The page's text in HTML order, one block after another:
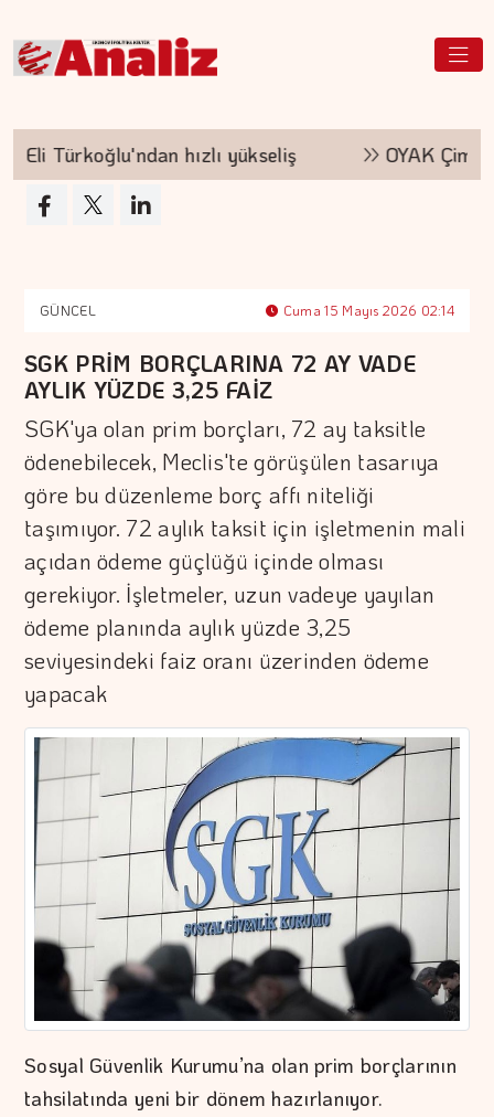
Türkoğlu'ndan hızlı yükseliş OYAK
GÜNCEL Cuma 15 Mayıs 2026 02:14
SGK PRİM BORÇLARINA 72 AY VADE
AYLIK YÜZDE 3,25 FAİZ
SGK'ya olan prim borçları, 72 ay taksitle
ödenebilecek, Meclis'te görüşülen tasarıya
göre bu düzenleme borç affı niteliği
taşımıyor. 72 aylık taksit için işletmenin mali
açıdan ödeme güçlüğü içinde olması
gerekiyor. İşletmeler, uzun vadeye yayılan
ödeme planında aylık yüzde 3,25
seviyesindeki faiz oranı üzerinden ödeme
yapacak
Sosyal Güvenlik Kurumu’na olan prim borçlarının
tahsilatında yeni bir dönem hazırlanıyor.